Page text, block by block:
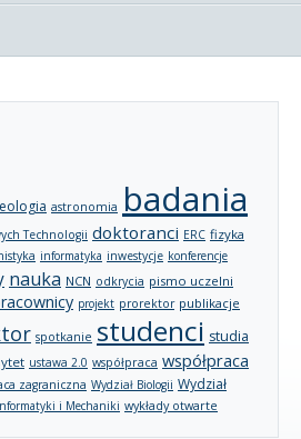
astronomia badania
Technologii doktoranci ERC fizyka
informatyka inwestycje konferencje
nauka NCN odkrycia pismo uczelni
projekt prorektor publikacje
spotkanie studenci studia
ustawa 2.0 współpraca współpraca
zagraniczna Wydział Biologii Wydział
i Mechaniki wykłady otwarte